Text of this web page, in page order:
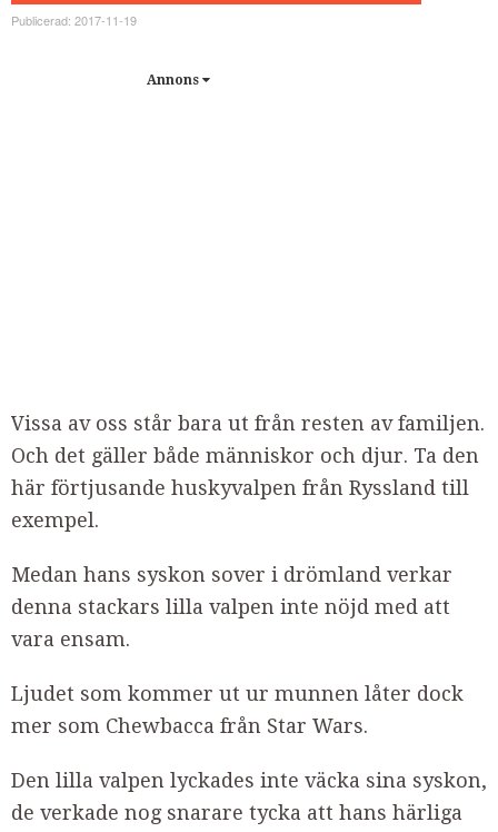
Publicerad: 2017-11-19
Annons
Vissa av oss står bara ut från resten av familjen.
Och det gäller både människor och djur. Ta den
här förtjusande huskyvalpen från Ryssland till
exempel.
Medan hans syskon sover i drömland verkar
denna stackars lilla valpen inte nöjd med att
vara ensam.
Ljudet som kommer ut ur munnen låter dock
mer som Chewbacca från Star Wars.
Den lilla valpen lyckades inte väcka sina syskon,
de verkade nog snarare tycka att hans härliga